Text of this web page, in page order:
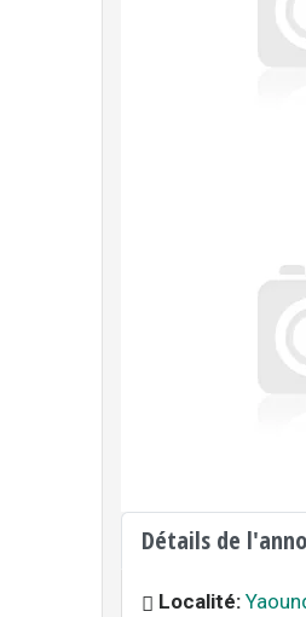
Détails de
Localité: